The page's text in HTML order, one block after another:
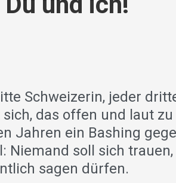
Schweizerin, jeder
das offen und laut zu
Jahren ein Bashing
Niemand soll sich trauen,
sagen dürfen.